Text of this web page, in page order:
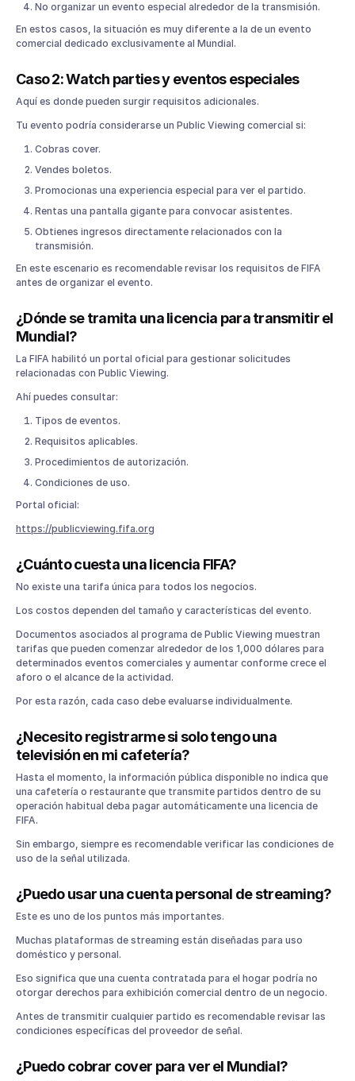
No organizar un evento especial alrededor de la transmisión.
En estos casos, la situación es muy diferente a la de un evento
comercial dedicado exclusivamente al Mundial.
Caso 2: Watch parties y eventos especiales
Aquí es donde pueden surgir requisitos adicionales.
Tu evento podría considerarse un Public Viewing comercial si:
Cobras cover.
Vendes boletos.
Promocionas una experiencia especial para ver el partido.
Rentas una pantalla gigante para convocar asistentes.
Obtienes ingresos directamente relacionados con la
transmisión.
En este escenario es recomendable revisar los requisitos de FIFA
antes de organizar el evento.
¿Dónde se tramita una licencia para transmitir el
Mundial?
La FIFA habilitó un portal oficial para gestionar solicitudes
relacionadas con Public Viewing.
Ahí puedes consultar:
Tipos de eventos.
Requisitos aplicables.
Procedimientos de autorización.
Condiciones de uso.
Portal oficial:
https://publicviewing.fifa.org
¿Cuánto cuesta una licencia FIFA?
No existe una tarifa única para todos los negocios.
Los costos dependen del tamaño y características del evento.
Documentos asociados al programa de Public Viewing muestran
tarifas que pueden comenzar alrededor de los 1,000 dólares para
determinados eventos comerciales y aumentar conforme crece el
aforo o el alcance de la actividad.
Por esta razón, cada caso debe evaluarse individualmente.
¿Necesito registrarme si solo tengo una
televisión en mi cafetería?
Hasta el momento, la información pública disponible no indica que
una cafetería o restaurante que transmite partidos dentro de su
operación habitual deba pagar automáticamente una licencia de
FIFA.
Sin embargo, siempre es recomendable verificar las condiciones de
uso de la señal utilizada.
¿Puedo usar una cuenta personal de streaming?
Este es uno de los puntos más importantes.
Muchas plataformas de streaming están diseñadas para uso
doméstico y personal.
Eso significa que una cuenta contratada para el hogar podría no
otorgar derechos para exhibición comercial dentro de un negocio.
Antes de transmitir cualquier partido es recomendable revisar las
condiciones específicas del proveedor de señal.
¿Puedo cobrar cover para ver el Mundial?